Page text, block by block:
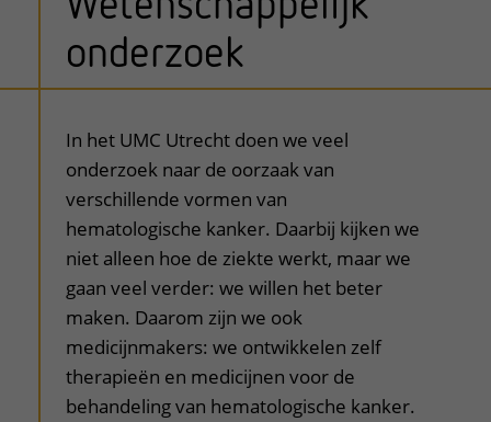
onderzoek
uitklapper, klik om te openen
In het UMC Utrecht doen we veel
onderzoek naar de oorzaak van
verschillende vormen van
hematologische kanker. Daarbij kijken we
niet alleen hoe de ziekte werkt, maar we
gaan veel verder: we willen het beter
maken. Daarom zijn we ook
medicijnmakers: we ontwikkelen zelf
therapieën en medicijnen voor de
behandeling van hematologische kanker.